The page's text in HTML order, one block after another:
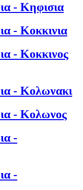
- Κηφισια
- Κοκκινια
- Κοκκινος
- Κολωνακι
- Κολωνος
-
-